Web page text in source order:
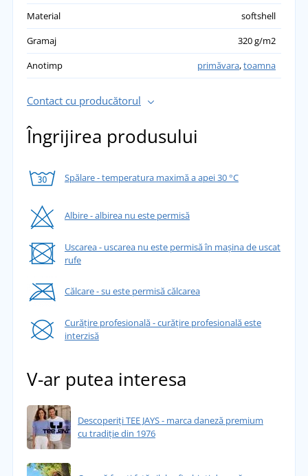
Material
softshell
Gramaj
320 g/m2
Anotimp
primăvara,toamna
Contact cu producătorul
Îngrijirea produsului
Spălare - temperatura maximă a apei 30 °C
Albire - albirea nu este permisă
Uscarea - uscarea nu este permisă în mașina de uscat
rufe
Călcare - su este permisă călcarea
Curățire profesională - curățire profesională este
interzisă
V-ar putea interesa
Descoperiți TEE JAYS - marca daneză premium
cu tradiție din 1976